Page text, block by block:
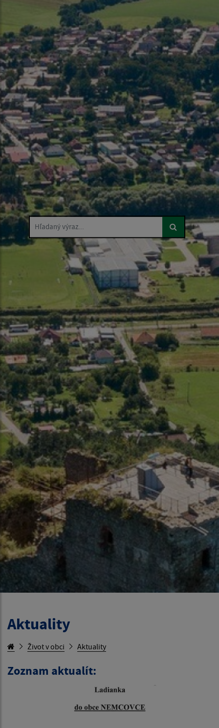
Hľadaný výraz...
Aktuality
Život v obci Aktuality
Zoznam aktualít: